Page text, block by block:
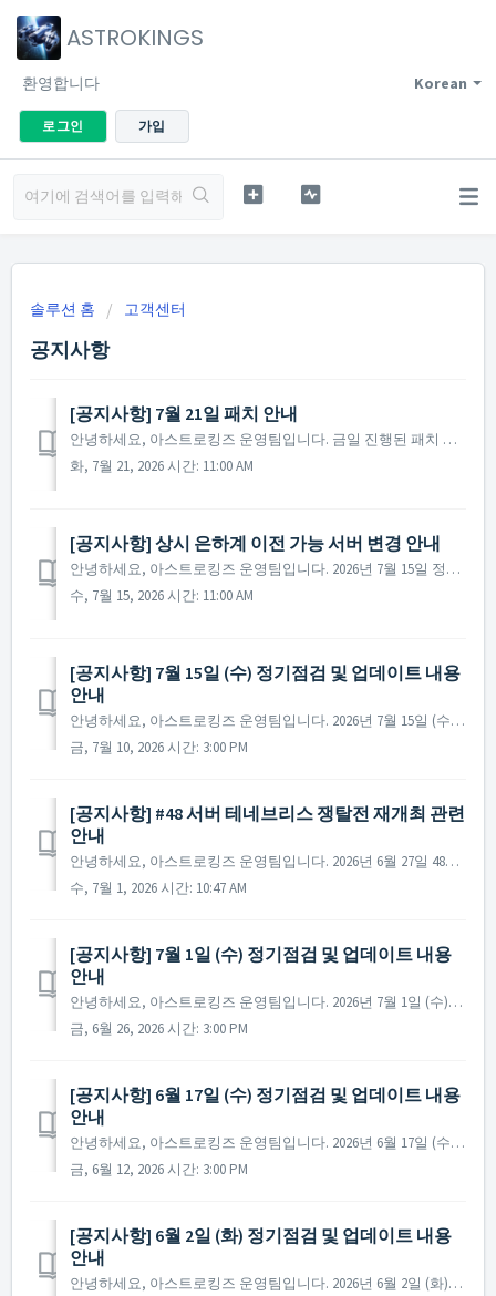
ASTROKINGS
Korean
환영합니다
로그인 가입
솔루션 홈 고객센터
공지사항
[공지사항] 7월 21일 패치 안내
안녕하세요, 아스트로킹즈 운영팀입니다. 금일 진행된 패치 사항을 안내해 드립니다. ▶ 2026년 7월 21일 패치 노트 -'8주년 사령관에게'를 포함해 로그인 시 포인트를 지급하는 일부 이벤트에서, 특정 조건에 따라 이벤트 포인트가 추가 획득되...
화, 7월 21, 2026 시간: 11:00 AM
[공지사항] 상시 은하계 이전 가능 서버 변경 안내
안녕하세요, 아스트로킹즈 운영팀입니다. 2026년 7월 15일 정기점검 종료 후부터 상시 은하계 이전 목록이 아래와 같이 변경됩니다. ▶ 상시 은하계 이전 가능 서버 변경 안내 Current Galaxy Galaxy Available for Transf...
수, 7월 15, 2026 시간: 11:00 AM
[공지사항] 7월 15일 (수) 정기점검 및 업데이트 내용
안내
안녕하세요, 아스트로킹즈 운영팀입니다. 2026년 7월 15일 (수)에 진행 예정인 정기 점검 및 업데이트에 대해 안내드립니다. ※ 점검 내용은 상황에 따라 변경될 수 있으며, 변경 시 본 공지로 안내드릴 예정입니다. ▶ 정기점검 및 업데이트 사전 안내 ...
금, 7월 10, 2026 시간: 3:00 PM
[공지사항] #48 서버 테네브리스 쟁탈전 재개최 관련
안내
안녕하세요, 아스트로킹즈 운영팀입니다. 2026년 6월 27일 48서버에서 개최된 테네브리스 쟁탈전 이벤트가 정상적으로 진행되지 않았던 부분이 확인되었으며, 이와 관련하여 내역 확인 및 수정이 완료되었습니다. 48서버의 테네브리스 쟁탈전 이벤트와 관련해서는 하기와 같이 조치될...
수, 7월 1, 2026 시간: 10:47 AM
[공지사항] 7월 1일 (수) 정기점검 및 업데이트 내용
안내
안녕하세요, 아스트로킹즈 운영팀입니다. 2026년 7월 1일 (수)에 진행 예정인 정기 점검 및 업데이트에 대해 안내드립니다. ※ 점검 내용은 상황에 따라 변경될 수 있으며, 변경 시 본 공지로 안내드릴 예정입니다. ▶ 정기점검 및 업데이트 사전 안내 ...
금, 6월 26, 2026 시간: 3:00 PM
[공지사항] 6월 17일 (수) 정기점검 및 업데이트 내용
안내
안녕하세요, 아스트로킹즈 운영팀입니다. 2026년 6월 17일 (수)에 진행 예정인 정기 점검 및 업데이트에 대해 안내드립니다. ※ 점검 내용은 상황에 따라 변경될 수 있으며, 변경 시 본 공지로 안내드릴 예정입니다. ▶ 정기점검 및 업데이트 사전 안내 ...
금, 6월 12, 2026 시간: 3:00 PM
[공지사항] 6월 2일 (화) 정기점검 및 업데이트 내용
안내
안녕하세요, 아스트로킹즈 운영팀입니다. 2026년 6월 2일 (화)에 진행 예정인 정기 점검 및 업데이트에 대해 안내드립니다. ※ 점검 내용은 상황에 따라 변경될 수 있으며, 변경 시 본 공지로 안내드릴 예정입니다. ▶ 정기점검 및 업데이트 사전 안내 - 점검 일...